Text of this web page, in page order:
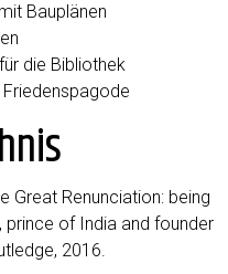
Bauplänen
die Bibliothek
Friedenspagode
Gre­at Ren­un­cia­ti­on: being
of India and foun­der
2016.